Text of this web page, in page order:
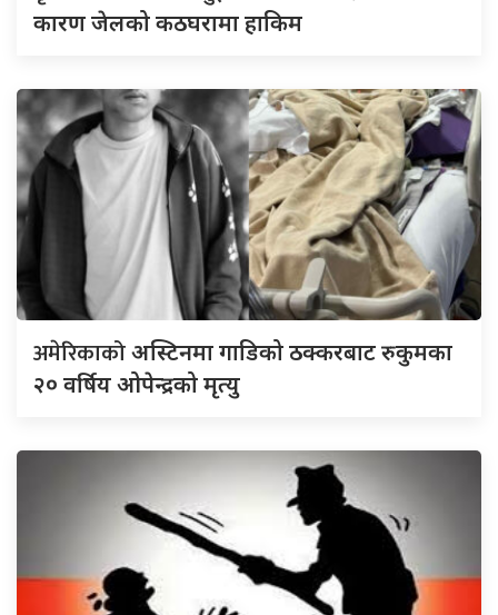
कारण जेलको कठघरामा हाकिम
अमेरिकाकोअस्टिनमा गाडिको ठक्करबाट रुकुमका
२० वर्षिय ओपेन्द्रको मृत्यु